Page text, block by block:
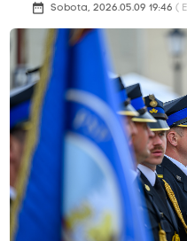
date_range Sobota, 2026.05.09 19:46 (